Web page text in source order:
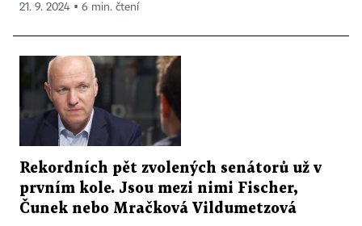
21. 9. 2024 ▪ 6 min. čtení
Rekordních pět zvolených senátorů už v
prvním kole. Jsou mezi nimi Fischer,
Čunek nebo Mračková Vildumetzová